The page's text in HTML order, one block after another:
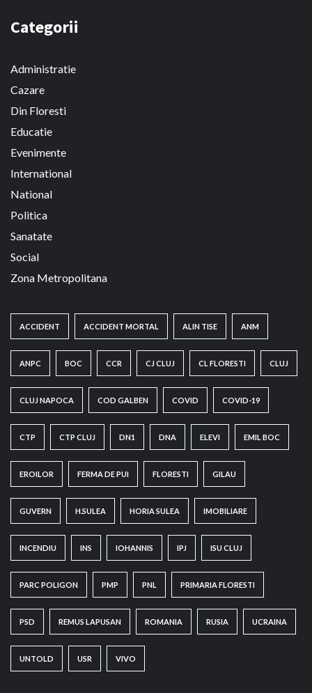
Categorii
Administratie
Cazare
Din Floresti
Educatie
Evenimente
International
National
Politica
Sanatate
Social
Zona Metropolitana
ACCIDENT ACCIDENT MORTAL ALIN TISE ANM
ANPC BOC CCR CJ CLUJ CL FLORESTI CLUJ
CLUJ NAPOCA COD GALBEN COVID COVID-19
CTP CTP CLUJ DN1 DNA ELEVI EMIL BOC
EROILOR FERMA DE PUI FLORESTI GILAU
GUVERN H.SULEA HORIA SULEA IMOBILIARE
INCENDIU INS IOHANNIS IPJ ISU CLUJ
PARC POLIGON PMP PNL PRIMARIA FLORESTI
PSD REMUS LAPUSAN ROMANIA RUSIA UCRAINA
UNTOLD USR VIVO